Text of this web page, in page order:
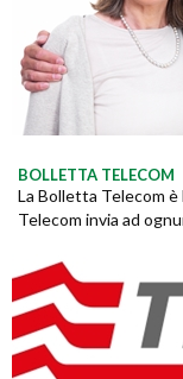
BOLLETTA TELECOM
La Bolletta Telecom
Telecom invia ad